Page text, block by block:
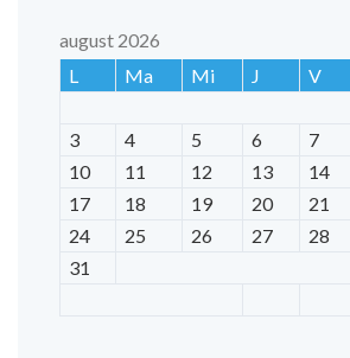
august 2026
L
Ma Mi J V
3
4 5 6 7
10
11 12 13 14
17
18 19 20 21
24
25 26 27 28
31